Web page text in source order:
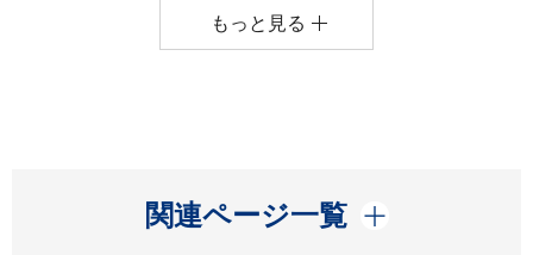
もっと見る
関連ページ一覧
開く